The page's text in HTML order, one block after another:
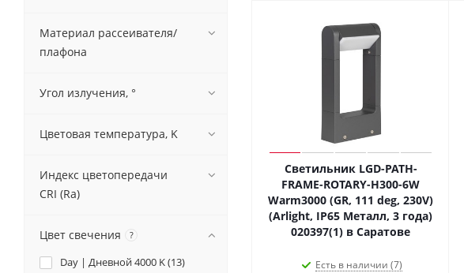
Светильник LGD-PATH-
FRAME-ROTARY-H300-6W
Warm3000 (GR, 111 deg, 230V)
(Arlight, IP65 Металл, 3 года)
020397(1) в Саратове
Есть в наличии (7)
Материал рассеивателя/
плафона
Угол излучения, °
Цветовая температура, K
Индекс цветопередачи
CRI (Ra)
Цвет свечения ?
Day | Дневной 4000 K (13)